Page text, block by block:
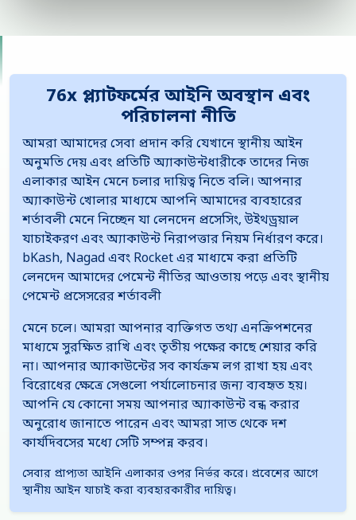
76x প্ল্যাটফর্মের আইনি অবস্থান এবং
পরিচালনা নীতি
আমরা আমাদের সেবা প্রদান করি যেখানে স্থানীয় আইন
অনুমতি দেয় এবং প্রতিটি অ্যাকাউন্টধারীকে তাদের নিজ
এলাকার আইন মেনে চলার দায়িত্ব নিতে বলি। আপনার
অ্যাকাউন্ট খোলার মাধ্যমে আপনি আমাদের ব্যবহারের
শর্তাবলী মেনে নিচ্ছেন যা লেনদেন প্রসেসিং, উইথড্রয়াল
যাচাইকরণ এবং অ্যাকাউন্ট নিরাপত্তার নিয়ম নির্ধারণ করে।
bKash, Nagad এবং Rocket এর মাধ্যমে করা প্রতিটি
লেনদেন আমাদের পেমেন্ট নীতির আওতায় পড়ে এবং স্থানীয়
পেমেন্ট প্রসেসরের শর্তাবলী
মেনে চলে। আমরা আপনার ব্যক্তিগত তথ্য এনক্রিপশনের
মাধ্যমে সুরক্ষিত রাখি এবং তৃতীয় পক্ষের কাছে শেয়ার করি
না। আপনার অ্যাকাউন্টের সব কার্যক্রম লগ রাখা হয় এবং
বিরোধের ক্ষেত্রে সেগুলো পর্যালোচনার জন্য ব্যবহৃত হয়।
আপনি যে কোনো সময় আপনার অ্যাকাউন্ট বন্ধ করার
অনুরোধ জানাতে পারেন এবং আমরা সাত থেকে দশ
কার্যদিবসের মধ্যে সেটি সম্পন্ন করব।
সেবার প্রাপ্যতা আইনি এলাকার ওপর নির্ভর করে। প্রবেশের আগে
স্থানীয় আইন যাচাই করা ব্যবহারকারীর দায়িত্ব।